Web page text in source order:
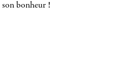
bonheur !